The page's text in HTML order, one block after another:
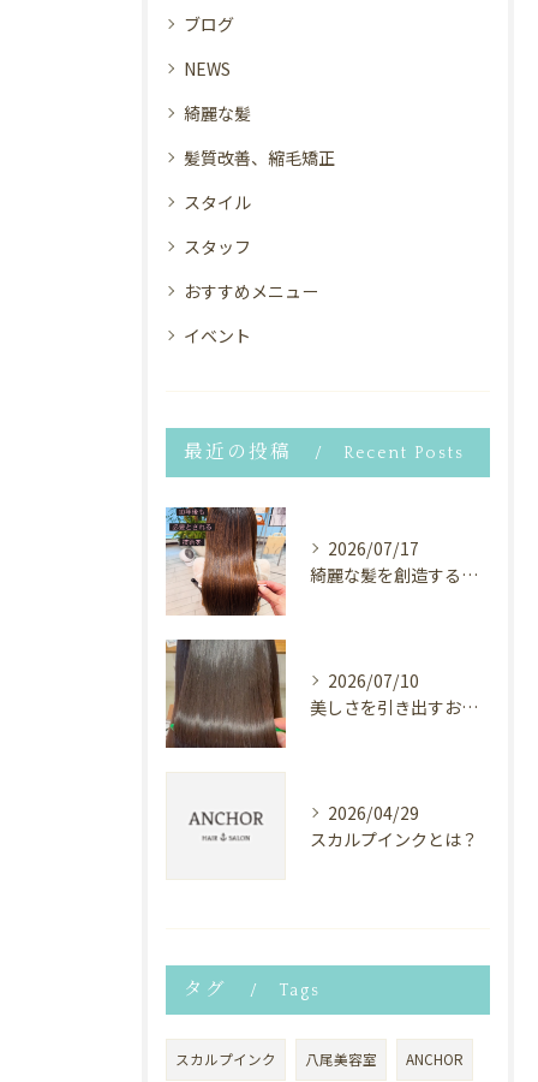
ブログ
NEWS
綺麗な髪
髪質改善、縮毛矯正
スタイル
スタッフ
おすすめメニュー
イベント
最近の投稿 Recent Posts
2026/07/17
綺麗な髪を創造するヘアサロン⭐︎
2026/07/10
美しさを引き出すお手伝い✨
2026/04/29
スカルプインクとは？
タグ Tags
スカルプインク 八尾美容室 ANCHOR